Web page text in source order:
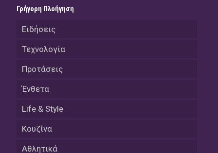
Γρήγορη Πλοήγηση
Ειδήσεις
Τεχνολογία
Προτάσεις
Ένθετα
Life & Style
Κουζίνα
Αθλητικά